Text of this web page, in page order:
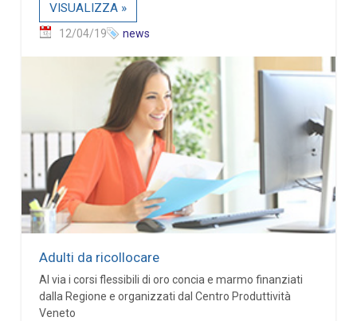
VISUALIZZA »
12/04/19 news
Adulti da ricollocare
Al via i corsi flessibili di oro concia e marmo finanziati
dalla Regione e organizzati dal Centro Produttività
Veneto